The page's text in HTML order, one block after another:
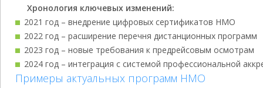
Хронология ключевых изменений:
2021 год – внедрение цифровых сертификатов НМО
2022 год – расширение перечня дистанционных программ
2023 год – новые требования к предрейсовым осмотрам
2024 год – интеграция с системой профессиональной
Примеры актуальных программ НМО